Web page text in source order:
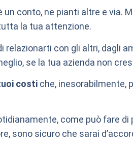
conto, ne pianti altre e via.
la tua attenzione.
con gli altri, dagli
se la tua azienda non
costi che, inesorabilmente,
come può fare di
sono sicuro che sarai